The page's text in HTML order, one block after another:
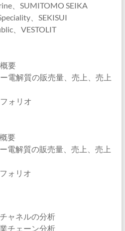
、SUMITOMO SEIKA
、SEKISUI
、VESTOLIT
要
電解質の販売量、売上、売上
ォリオ
要
電解質の販売量、売上、売上
ォリオ
ャネルの分析
チェーン分析